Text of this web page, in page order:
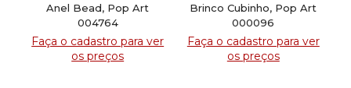
Anel Bead, Pop Art
004764
Faça o cadastro para ver
os preços
Brinco Cubinho, Pop Art
000096
Faça o cadastro para ver
os preços